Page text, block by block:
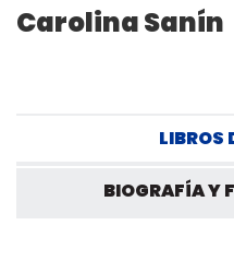
Carolina Sanín
LIBROS
BIOGRAFÍA Y